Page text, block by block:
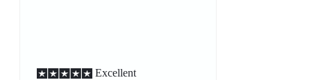
Excellent